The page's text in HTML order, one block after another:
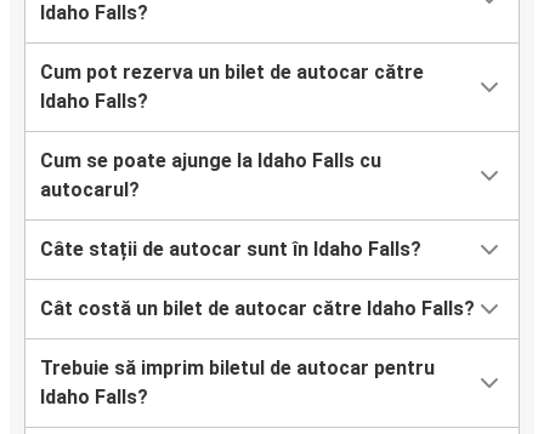
Idaho Falls?
Cum pot rezerva un bilet de autocar către
Idaho Falls?
Cum se poate ajunge la Idaho Falls cu
autocarul?
Câte stații de autocar sunt în Idaho Falls?
Cât costă un bilet de autocar către Idaho Falls?
Trebuie să imprim biletul de autocar pentru
Idaho Falls?